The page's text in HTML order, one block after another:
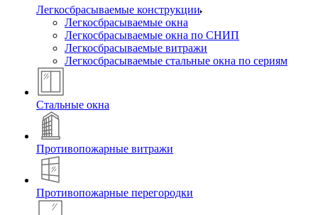
Легкосбрасываемые конструкции
Легкосбрасываемые окна
Легкосбрасываемые окна по СНИП
Легкосбрасываемые витражи
Легкосбрасываемые стальные окна по сериям
Стальные окна
Противопожарные витражи
Противопожарные перегородки